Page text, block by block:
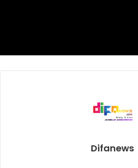
“Kita berharap pelaku UMKM
dan pengetahuan baru. Lebih dari
bangsa kita yaitu pulihnya sektor
Difanews